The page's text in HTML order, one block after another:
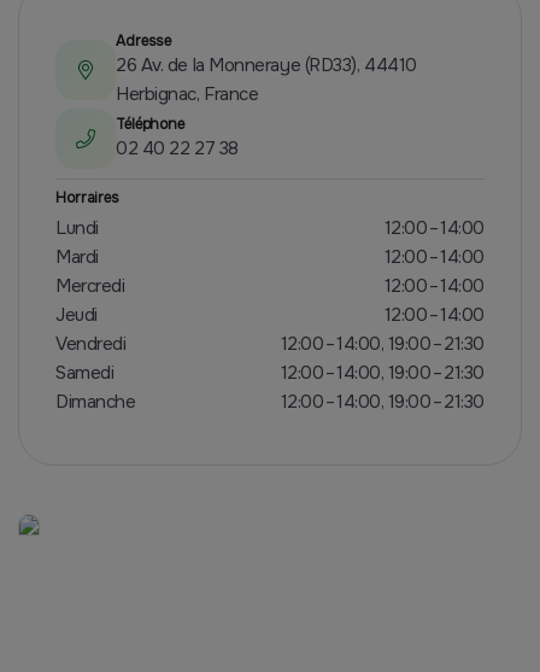
Adresse
26 Av. de la Monneraye (RD33), 44410
Herbignac, France
Téléphone
02 40 22 27 38
Horraires
Lundi
12:00 – 14:00
Mardi
12:00 – 14:00
Mercredi
12:00 – 14:00
Jeudi
12:00 – 14:00
Vendredi
12:00 – 14:00, 19:00 – 21:30
Samedi
12:00 – 14:00, 19:00 – 21:30
Dimanche
12:00 – 14:00, 19:00 – 21:30